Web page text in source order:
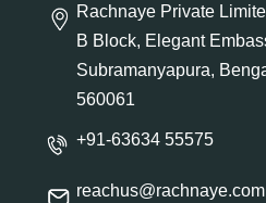
Rachnaye Private
B Block, Elegant
Subramanyapura,
560061
+91-63634 55575
reachus@rachnaye.com